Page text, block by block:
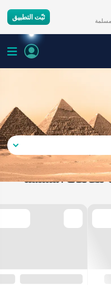
ثبّت التطبيق
للعائلات المسلمة